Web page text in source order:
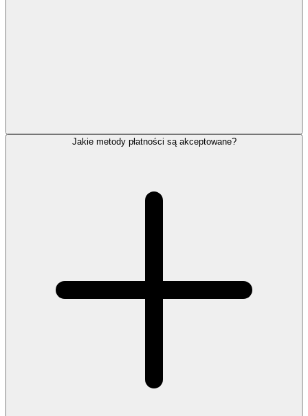
Jakie metody płatności są akceptowane?